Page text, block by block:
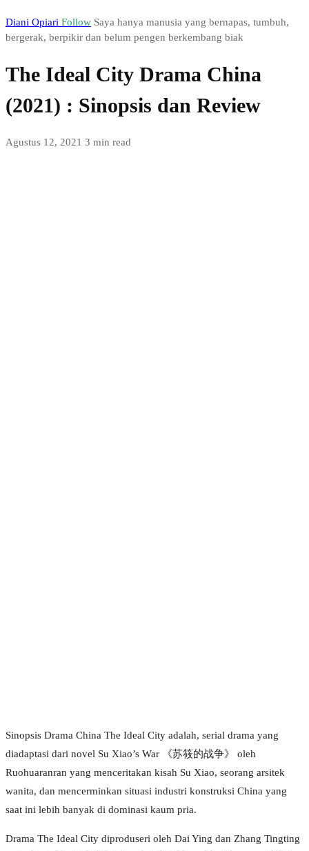
Diani Opiari Follow Saya hanya manusia yang bernapas, tumbuh,
bergerak, berpikir dan belum pengen berkembang biak
The Ideal City Drama China
(2021) : Sinopsis dan Review
Agustus 12, 2021 3 min read
Sinopsis Drama China The Ideal City adalah, serial drama yang
diadaptasi dari novel Su Xiao’s War 《苏筱的战争》 oleh
Ruohuaranran yang menceritakan kisah Su Xiao, seorang arsitek
wanita, dan mencerminkan situasi industri konstruksi China yang
saat ini lebih banyak di dominasi kaum pria.
Drama The Ideal City diproduseri oleh Dai Ying dan Zhang Tingting